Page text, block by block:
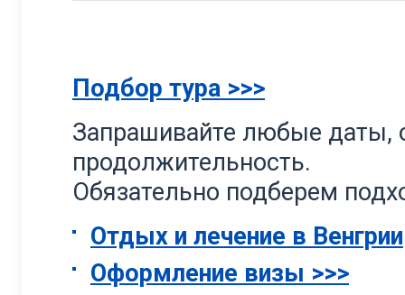
Подбор тура >>>
Запрашивайте любые даты,
продолжительность.
Обязательно подберем
Отдых и лечение в Венгрии
Оформление визы >>>